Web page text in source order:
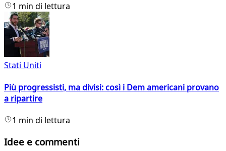
1 min di lettura
Stati Uniti
Più progressisti, ma divisi: così i Dem americani provano
a ripartire
1 min di lettura
Idee e commenti